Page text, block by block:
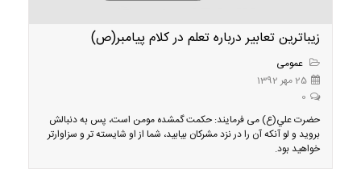
زیباترین تعابیر درباره تعلم در کلام پیامبر(ص)
عمومی
25 مهر 1392
0
حضرت علي(ع) می فرمایند: حكمت گمشده مومن است، پس به دنبالش
برويد و لو آنكه آن را در نزد مشركان بيابيد، شما از او شايسته تر و سزاوارتر
خواهيد بود.